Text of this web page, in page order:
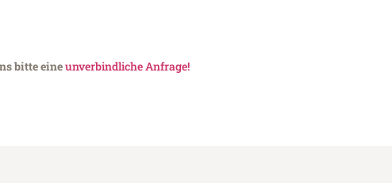
bitte eineunverbindliche Anfrage!